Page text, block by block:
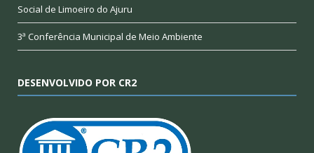
Social de Limoeiro do Ajuru
3ª Conferência Municipal de Meio Ambiente
DESENVOLVIDO POR CR2